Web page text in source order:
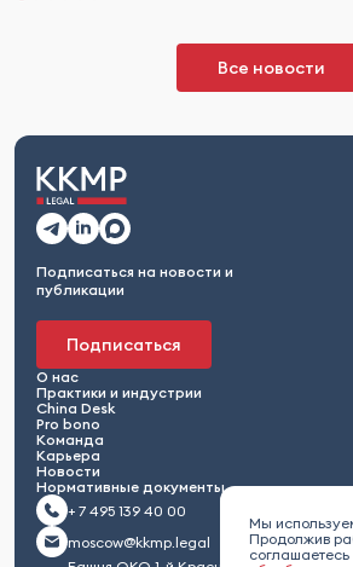
Все новости
Мы
Продолжив
соглашаетесь
Подписаться на новости и
публикации
Подписаться
О нас
Практики и индустрии
China Desk
Pro bono
Команда
Карьера
Новости
Нормативные документы
+ 7 495 139 40 00
moscow@kkmp.legal